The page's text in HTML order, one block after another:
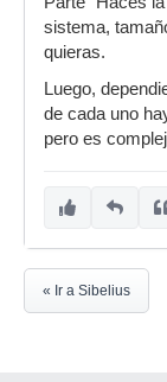
sistema,
quieras.
Luego,
de cada uno
pero es
« Ir a Sibelius